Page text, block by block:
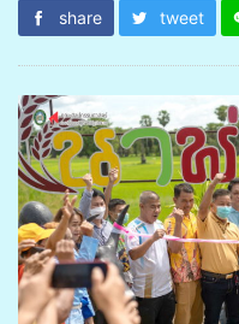
share tweet